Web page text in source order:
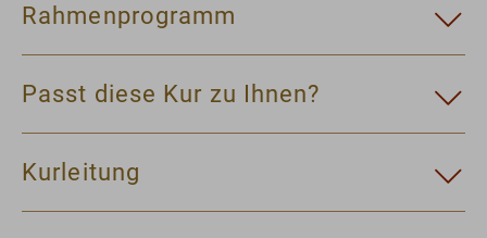
Rahmenprogramm
Passt diese Kur zu Ihnen?
Kurleitung